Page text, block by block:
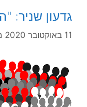
גדעון שניר:
11 באוקטובר 2020